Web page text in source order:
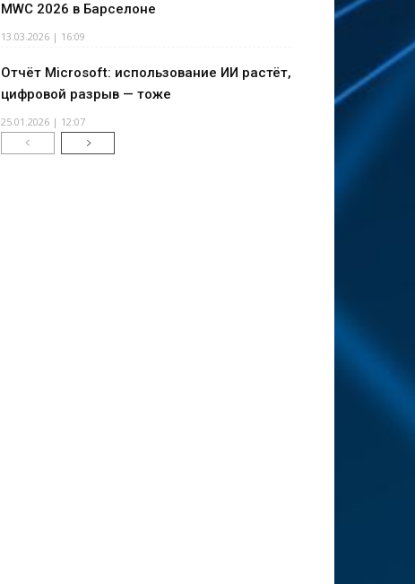
MWC 2026 в Барселоне
13.03.2026 | 16:09
Отчёт Microsoft: использование ИИ растёт,
цифровой разрыв — тоже
25.01.2026 | 12:07